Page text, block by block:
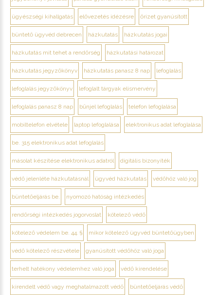
ügyészségi kihallgatás elővezetés idézésre őrizet gyanúsított
büntető ügyvéd debrecen házkutatás házkutatás jogai
házkutatás mit tehet a rendőrség házkutatási határozat
házkutatás jegyzőkönyv házkutatás panasz 8 nap lefoglalás
lefoglalás jegyzőkönyv lefoglalt tárgyak elismervény
lefoglalás panasz 8 nap bűnjel lefoglalás telefon lefoglalása
mobiltelefon elvétele laptop lefoglalása elektronikus adat lefoglalása
be. 315 elektronikus adat lefoglalás
másolat készítése elektronikus adatról digitális bizonyíték
védő jelenléte házkutatásnál ügyvéd házkutatás védőhöz való jog
büntetőeljárás be. nyomozó hatóság intézkedés
rendőrségi intézkedés jogorvoslat kötelező védő
kötelező védelem be. 44. § mikor kötelező ügyvéd büntetőügyben
védő kötelező részvétele gyanúsított védőhöz való joga
terhelt hatékony védelemhez való joga védő kirendelése
kirendelt védő vagy meghatalmazott védő büntetőeljárás védő